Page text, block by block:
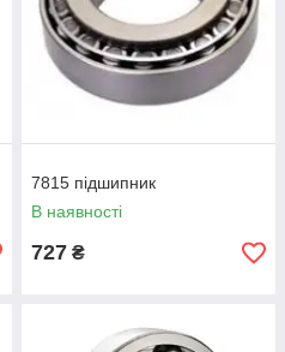
7815 підшипник
В наявності
727 ₴